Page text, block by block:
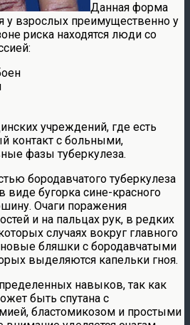
Данная форма
у взрослых преимущественно у
риска находятся люди со
учреждений, где есть
контакт с больными,
фазы туберкулеза.
бородавчатого туберкулеза
виде бугорка сине-красного
Очаги поражения
и на пальцах рук, в редких
случаях вокруг главного
новые бляшки с бородавчатыми
выделяются капельки гноя.
навыков, так как
быть спутана с
бластомикозом и простыми